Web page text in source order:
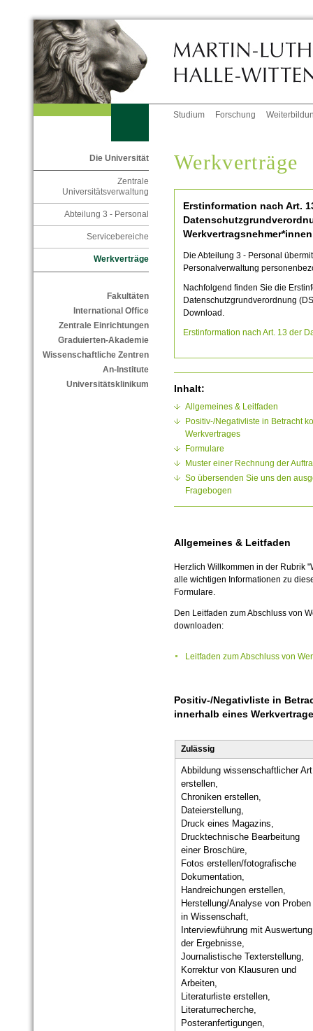
Studium Forschung
Die Universität
Zentrale
Universitätsverwaltung
Abteilung 3 - Personal
Servicebereiche
Werkverträge
Fakultäten
International Office
Zentrale Einrichtungen
Graduierten-Akademie
Wissenschaftliche Zentren
An-Institute
Universitätsklinikum
Werkverträge
Erstinformation nach Art.
Werkvertragsnehmer*innen
Die Abteilung 3 - Personal
Personalverwaltung
Nachfolgend finden Sie die
Datenschutzgrundverordnung
Download.
Erstinformation nach Art. 13 der
Inhalt:
Allgemeines & Leitfaden
Positiv-/Negativliste in Betracht
Werkvertrages
Formulare
Muster einer Rechnung der
So übersenden Sie uns den
Fragebogen
Allgemeines & Leitfaden
Herzlich Willkommen in der Rubrik
alle wichtigen Informationen zu
Formulare.
Den Leitfaden zum Abschluss von
downloaden:
Leitfaden zum Abschluss von
Positiv-/Negativliste in
innerhalb eines
Zulässig
Abbildung wissenschaftlicher Art
erstellen,
Chroniken erstellen,
Dateierstellung,
Druck eines Magazins,
Drucktechnische Bearbeitung
einer Broschüre,
Fotos erstellen/fotografische
Dokumentation,
Handreichungen erstellen,
Herstellung/Analyse von Proben
in Wissenschaft,
Interviewführung mit Auswertung
der Ergebnisse,
Journalistische Texterstellung,
Korrektur von Klausuren und
Arbeiten,
Literaturliste erstellen,
Literaturrecherche,
Posteranfertigungen,